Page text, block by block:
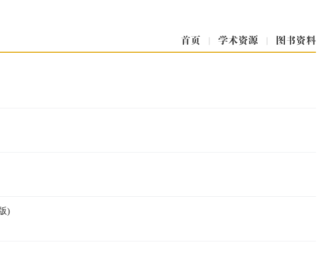
首页 | 学术资源 | 图书资料
)